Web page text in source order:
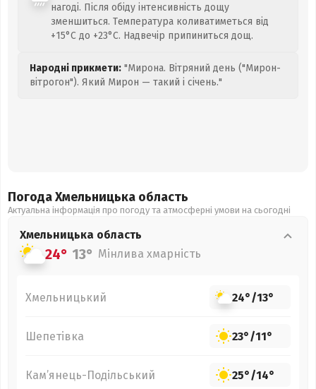
нагоді. Після обіду інтенсивність дощу
зменшиться. Температура коливатиметься від
+15°C до +23°C. Надвечір припиниться дощ.
Народні прикмети: "Мирона. Вітряний день ("Мирон-
вітрогон"). Який Мирон — такий і січень."
Погода Хмельницька область
Актуальна інформація про погоду та атмосферні умови на сьогодні
Хмельницька область
24° 13° Мінлива хмарність
Хмельницький 24°/13°
Шепетівка 23°/11°
Кам’янець-Подільський 25°/14°